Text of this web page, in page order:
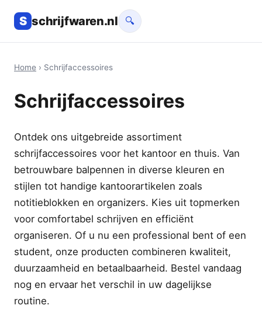
S schrijfwaren.nl 🔍
Home › Schrijfaccessoires
Schrijfaccessoires
Ontdek ons uitgebreide assortiment
schrijfaccessoires voor het kantoor en thuis. Van
betrouwbare balpennen in diverse kleuren en
stijlen tot handige kantoorartikelen zoals
notitieblokken en organizers. Kies uit topmerken
voor comfortabel schrijven en efficiënt
organiseren. Of u nu een professional bent of een
student, onze producten combineren kwaliteit,
duurzaamheid en betaalbaarheid. Bestel vandaag
nog en ervaar het verschil in uw dagelijkse
routine.